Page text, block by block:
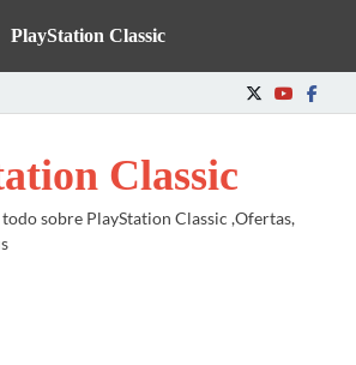
Classic
todo sobre PlayStation Classic ,Ofertas,
PlayStation Classic